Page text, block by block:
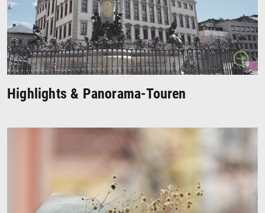
Highlights & Panorama-Touren